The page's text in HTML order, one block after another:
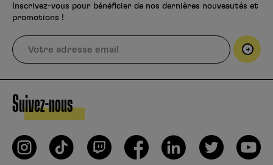
Inscrivez-vous pour bénéficier de nos dernières nouveautés et
promotions !
Suivez-nous